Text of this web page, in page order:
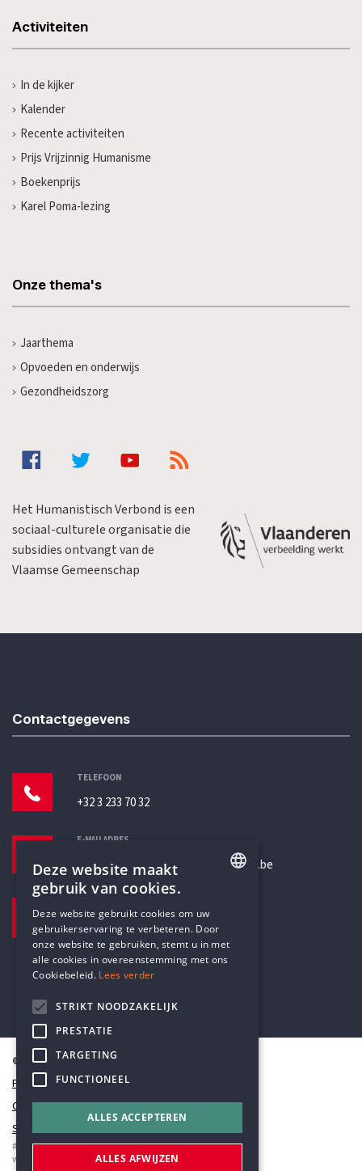
Activiteiten
In de kijker
Kalender
Recente activiteiten
Prijs Vrijzinnig Humanisme
Boekenprijs
Karel Poma-lezing
Onze thema's
Jaarthema
Opvoeden en onderwijs
Gezondheidszorg
Het Humanistisch Verbond is een
sociaal-culturele organisatie die
subsidies ontvangt van de
Vlaamse Gemeenschap
Contactgegevens
TELEFOON
+32 3 233 70 32
E-MAILADRES
secretariaat@humanistischverbond.be
Pottenbrug 4
Antwerpen, 2000
© Humanistisch Verbond 2026
Privacy
Cookiestatement
Sitemap
#codedwithlove byCodelines
webapplicaties
mobiele apps&maatwerk websites
DUTCH
Deze website maakt
gebruik van cookies.
Deze website gebruikt cookies om uw
gebruikerservaring te verbeteren. Door
onze website te gebruiken, stemt u in met
alle cookies in overeenstemming met ons
Cookiebeleid. Lees verder
STRIKT NOODZAKELIJK
PRESTATIE
TARGETING
FUNCTIONEEL
ALLES ACCEPTEREN
ALLES AFWIJZEN